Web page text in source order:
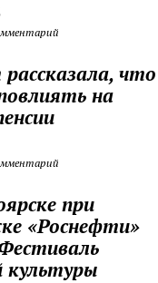
что
на
при
«Роснефти»
культуры